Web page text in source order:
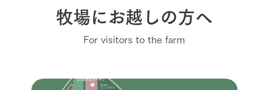
牧場にお越しの方へ
For visitors to the farm